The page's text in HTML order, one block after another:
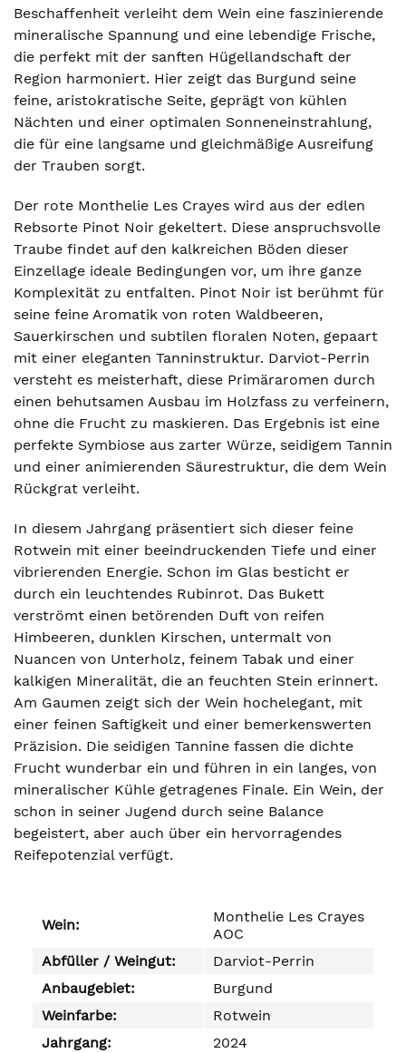
Beschaffenheit verleiht dem Wein eine faszinierende
mineralische Spannung und eine lebendige Frische,
die perfekt mit der sanften Hügellandschaft der
Region harmoniert. Hier zeigt das Burgund seine
feine, aristokratische Seite, geprägt von kühlen
Nächten und einer optimalen Sonneneinstrahlung,
die für eine langsame und gleichmäßige Ausreifung
der Trauben sorgt.
Der rote Monthelie Les Crayes wird aus der edlen
Rebsorte Pinot Noir gekeltert. Diese anspruchsvolle
Traube findet auf den kalkreichen Böden dieser
Einzellage ideale Bedingungen vor, um ihre ganze
Komplexität zu entfalten. Pinot Noir ist berühmt für
seine feine Aromatik von roten Waldbeeren,
Sauerkirschen und subtilen floralen Noten, gepaart
mit einer eleganten Tanninstruktur. Darviot-Perrin
versteht es meisterhaft, diese Primäraromen durch
einen behutsamen Ausbau im Holzfass zu verfeinern,
ohne die Frucht zu maskieren. Das Ergebnis ist eine
perfekte Symbiose aus zarter Würze, seidigem Tannin
und einer animierenden Säurestruktur, die dem Wein
Rückgrat verleiht.
In diesem Jahrgang präsentiert sich dieser feine
Rotwein mit einer beeindruckenden Tiefe und einer
vibrierenden Energie. Schon im Glas besticht er
durch ein leuchtendes Rubinrot. Das Bukett
verströmt einen betörenden Duft von reifen
Himbeeren, dunklen Kirschen, untermalt von
Nuancen von Unterholz, feinem Tabak und einer
kalkigen Mineralität, die an feuchten Stein erinnert.
Am Gaumen zeigt sich der Wein hochelegant, mit
einer feinen Saftigkeit und einer bemerkenswerten
Präzision. Die seidigen Tannine fassen die dichte
Frucht wunderbar ein und führen in ein langes, von
mineralischer Kühle getragenes Finale. Ein Wein, der
schon in seiner Jugend durch seine Balance
begeistert, aber auch über ein hervorragendes
Reifepotenzial verfügt.
Wein:
Monthelie Les Crayes
AOC
Abfüller / Weingut:
Darviot-Perrin
Anbaugebiet:
Burgund
Weinfarbe:
Rotwein
Jahrgang:
2024